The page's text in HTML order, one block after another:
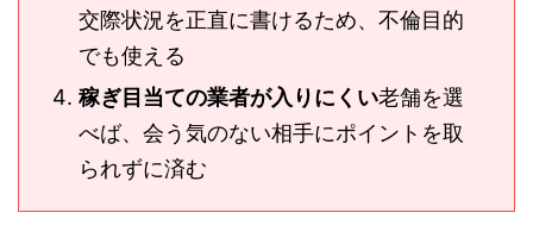
交際状況を正直に書けるため、不倫目的
でも使える
稼ぎ目当ての業者が入りにくい老舗を選
べば、会う気のない相手にポイントを取
られずに済む